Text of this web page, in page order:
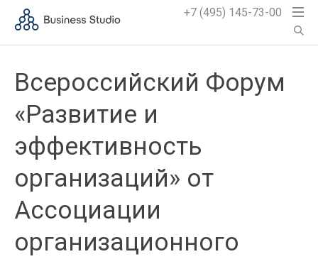
+7 (495) 145-73-00
Всероссийский Форум
«Развитие и
эффективность
организаций» от
Ассоциации
организационного